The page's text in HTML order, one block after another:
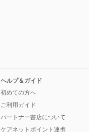
ヘルプ＆ガイド
初めての方へ
ご利用ガイド
パートナー書店について
ケアネットポイント連携